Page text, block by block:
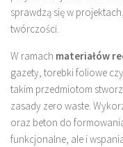
sprawdzą się w
twórczości.
W ramach materiałów
gazety, torebki foliowe
takim przedmiotom
zasady zero waste.
oraz beton do
funkcjonalne, ale i